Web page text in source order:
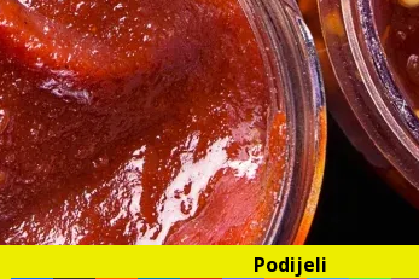
Podijeli